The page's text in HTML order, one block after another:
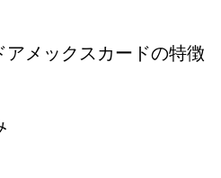
メックスカードの特徴